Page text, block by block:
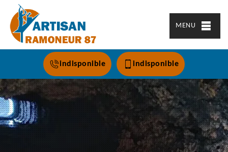
MENU
indisponible indisponible